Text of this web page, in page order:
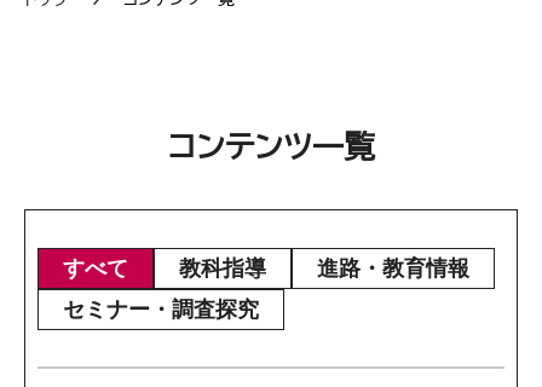
コンテンツ一覧
すべて 教科指導
進路・教育情報
セミナー・調査探究